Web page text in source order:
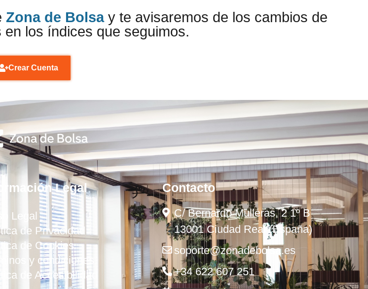
Zona de Bolsay te avisaremos de los cambios de
los índices que seguimos.
Crear Cuenta
Legal
Legal
de Privacidad
de Cookies
y condiciones
de Accesibilidad
Contacto
C/ Bernardo Mulleras, 2 1º B
13001 Ciudad Real (España)
soporte@zonadebolsa.es
+34 622 607 251